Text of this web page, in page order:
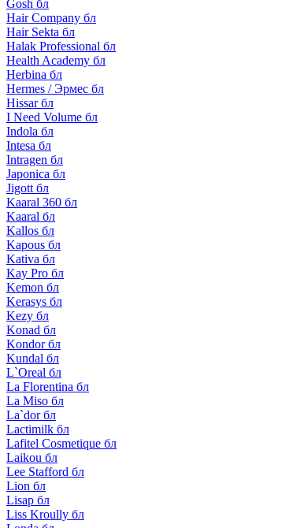
Gosh бл
Hair Company бл
Hair Sekta бл
Halak Professional бл
Health Academy бл
Herbina бл
Hermes / Эрмес бл
Hissar бл
I Need Volume бл
Indola бл
Intesa бл
Intragen бл
Japonica бл
Jigott бл
Kaaral 360 бл
Kaaral бл
Kallos бл
Kapous бл
Kativa бл
Kay Pro бл
Kemon бл
Kerasys бл
Kezy бл
Konad бл
Kondor бл
Kundal бл
L`Oreal бл
La Florentina бл
La Miso бл
La`dor бл
Lactimilk бл
Lafitel Cosmetique бл
Laikou бл
Lee Stafford бл
Lion бл
Lisap бл
Liss Kroully бл